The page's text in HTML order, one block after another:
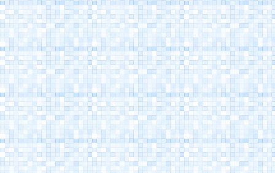
Porto Canale
Cesenatico
Museo della Marineria
Cesenatico
Casa Marino Moretti -
Cesenatico